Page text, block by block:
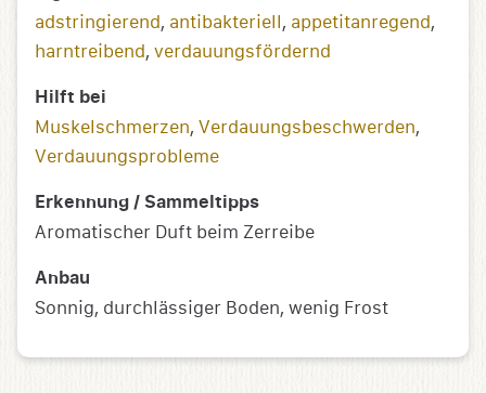
adstringierend, antibakteriell, appetitanregend,
harntreibend, verdauungsfördernd
Hilft bei
Muskelschmerzen, Verdauungsbeschwerden,
Verdauungsprobleme
Erkennung / Sammeltipps
Aromatischer Duft beim Zerreibe
Anbau
Sonnig, durchlässiger Boden, wenig Frost